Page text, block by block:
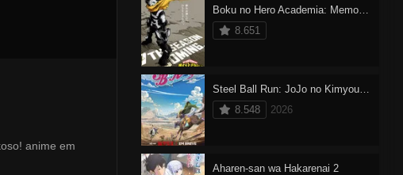
anime em
Boku no Hero Academia: Memories
8.651
Steel Ball Run: JoJo no Kimyou na Bouken Dublado
8.548
2026
Aharen-san wa Hakarenai 2